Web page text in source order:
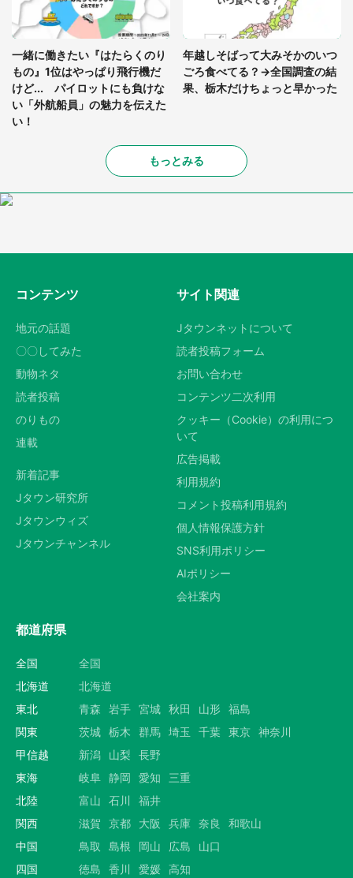
一緒に働きたい『はたらくのり
もの』1位はやっぱり飛行機だ
けど... パイロットにも負けな
い「外航船員」の魅力を伝えた
い！
年越しそばって大みそかのいつ
ごろ食べてる？→全国調査の結
果、栃木だけちょっと早かった
もっとみる
コンテンツ
地元の話題
〇〇してみた
動物ネタ
読者投稿
のりもの
連載
新着記事
Jタウン研究所
Jタウンウィズ
Jタウンチャンネル
サイト関連
Jタウンネットについて
読者投稿フォーム
お問い合わせ
コンテンツ二次利用
クッキー（Cookie）の利用につ
いて
広告掲載
利用規約
コメント投稿利用規約
個人情報保護方針
SNS利用ポリシー
AIポリシー
会社案内
都道府県
全国
全国
北海道
北海道
東北
青森 岩手 宮城 秋田 山形 福島
関東
茨城 栃木 群馬 埼玉 千葉 東京 神奈川
甲信越
新潟 山梨
長野
東海
岐阜 静岡 愛知
三重
北陸
富山 石川
福井
関西
滋賀 京都 大阪 兵庫 奈良
和歌山
中国
鳥取 島根 岡山 広島
山口
四国
徳島 香川 愛媛 高知